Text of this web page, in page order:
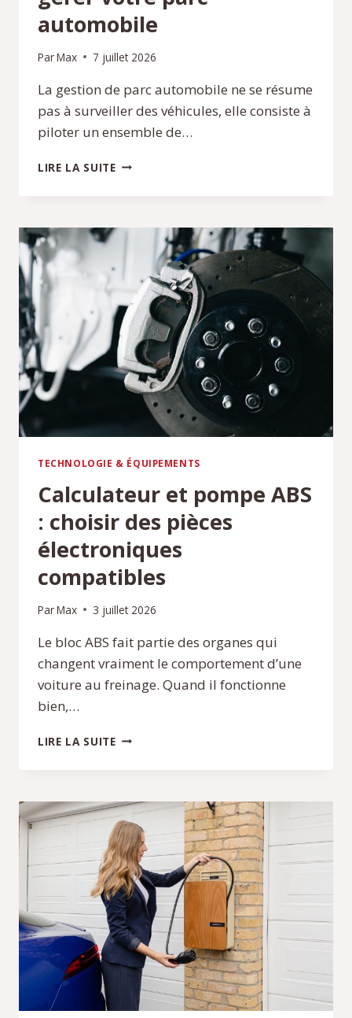
automobile
ParMax 7 juillet 2026
La gestion de parc automobile ne se résume
pas à surveiller des véhicules, elle consiste à
piloter un ensemble de…
LIRE LA SUITELA
GÉRER
AUTOMOBILE
TECHNOLOGIE & ÉQUIPEMENTS
Calculateur et pompe ABS
: choisir des pièces
électroniques
compatibles
ParMax 3 juillet 2026
Le bloc ABS fait partie des organes qui
changent vraiment le comportement d’une
voiture au freinage. Quand il fonctionne
bien,…
LIRE LA SUITECALCULATEUR
:
CHOISIR
DES
PIÈCES
ÉLECTRONIQUES
COMPATIBLES